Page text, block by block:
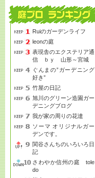
Ruiのガーデンライフ
leonの庭
表現舎のエクステリア通
信 ｂｙ 山形～宮城
ぐんまの”ガーデニング
好き”
竹屋の日記
旭川のグリーン造園ガー
デニングブログ
我が家の周りの花達
ソーマ オリジナルガー
デンです。
関谷さんちのいろいろ日
記
さわやか信州の庭 tole
do